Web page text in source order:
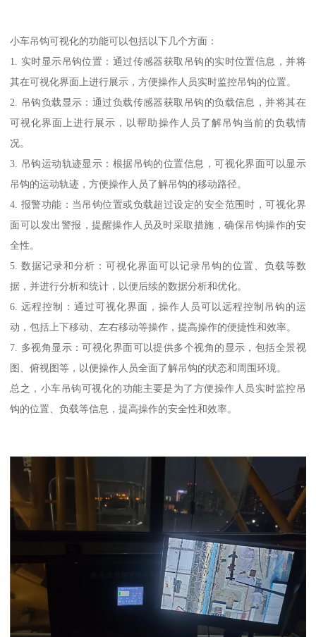
小车吊钩可视化的功能可以包括以下几个方面：
1. 实时显示吊钩位置：通过传感器获取吊钩的实时位置信息，并将
其在可视化界面上进行展示，方便操作人员实时监控吊钩的位置。
2. 吊钩负载显示：通过负载传感器获取吊钩的负载信息，并将其在
可视化界面上进行展示，以帮助操作人员了解吊钩当前的负载情
况。
3. 吊钩运动轨迹显示：根据吊钩的位置信息，可视化界面可以显示
吊钩的运动轨迹，方便操作人员了解吊钩的移动路径。
4. 报警功能：当吊钩位置或负载超过设定的安全范围时，可视化界
面可以发出警报，提醒操作人员及时采取措施，确保吊钩操作的安
全性。
5. 数据记录和分析：可视化界面可以记录吊钩的位置、负载等数
据，并进行分析和统计，以便后续的数据分析和优化。
6. 远程控制：通过可视化界面，操作人员可以远程控制吊钩的运
动，包括上下移动、左右移动等操作，提高操作的便捷性和效率。
7. 多视角显示：可视化界面可以提供多个视角的显示，包括全景视
图、俯视图等，以便操作人员全面了解吊钩的状态和周围环境。
总之，小车吊钩可视化的功能主要是为了方便操作人员实时监控吊
钩的位置、负载等信息，提高操作的安全性和效率。